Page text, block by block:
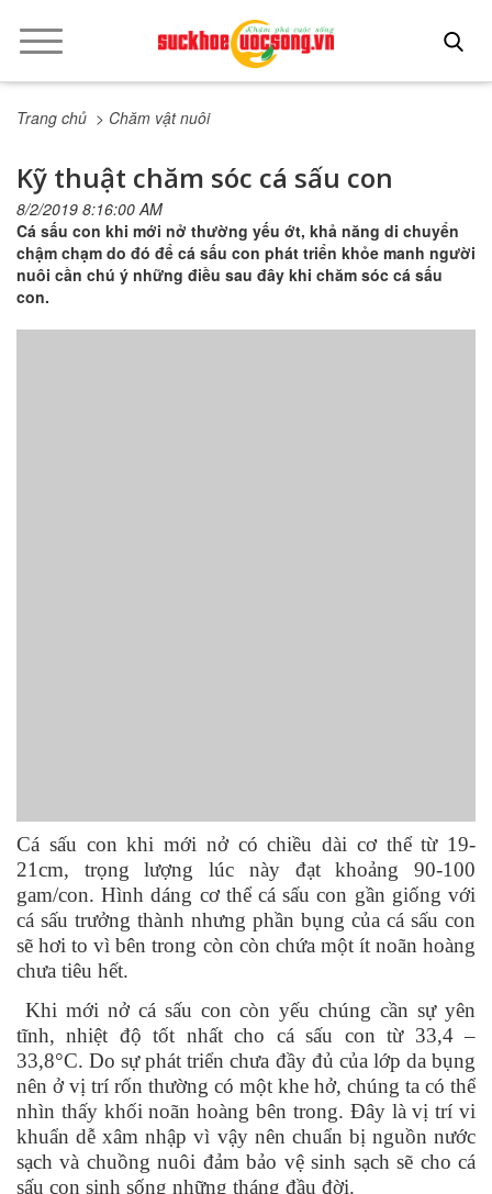
Trang chủ > Chăm vật nuôi
Kỹ thuật chăm sóc cá sấu con
8/2/2019 8:16:00 AM
Cá sấu con khi mới nở thường yếu ớt, khả năng di chuyển
chậm chạm do đó để cá sấu con phát triển khỏe manh người
nuôi cần chú ý những điều sau đây khi chăm sóc cá sấu
con.
Cá sấu con khi mới nở có chiều dài cơ thể từ 19-
21cm, trọng lượng lúc này đạt khoảng 90-100
gam/con. Hình dáng cơ thể cá sấu con gần giống với
cá sấu trưởng thành nhưng phần bụng của cá sấu con
sẽ hơi to vì bên trong còn còn chứa một ít noãn hoàng
chưa tiêu hết.
Khi mới nở cá sấu con còn yếu chúng cần sự yên
tĩnh, nhiệt độ tốt nhất cho cá sấu con từ 33,4 –
33,8°C. Do sự phát triển chưa đầy đủ của lớp da bụng
nên ở vị trí rốn thường có một khe hở, chúng ta có thể
nhìn thấy khối noãn hoàng bên trong. Đây là vị trí vi
khuẩn dễ xâm nhập vì vậy nên chuẩn bị nguồn nước
sạch và chuồng nuôi đảm bảo vệ sinh sạch sẽ cho cá
sấu con sinh sống những tháng đầu đời.